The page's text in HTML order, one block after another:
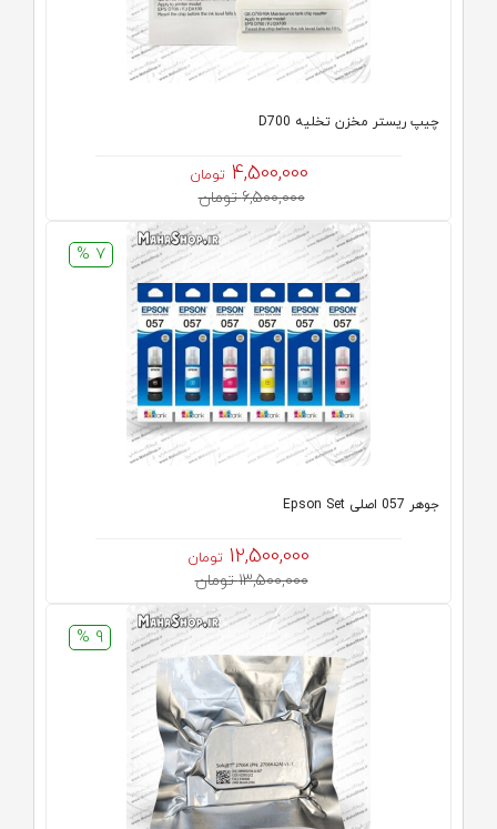
چیپ ریستر مخزن تخلیه D700
4,500,000 تومان
6,500,000 تومان
7 %
جوهر 057 اصلی Epson Set
12,500,000 تومان
13,500,000 تومان
9 %